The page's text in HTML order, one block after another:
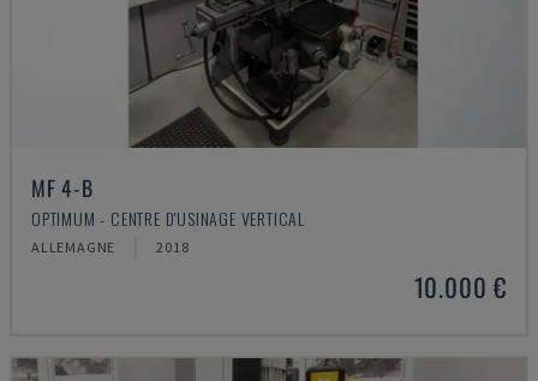
MF 4-B
OPTIMUM - CENTRE D'USINAGE VERTICAL
ALLEMAGNE 2018
10.000 €